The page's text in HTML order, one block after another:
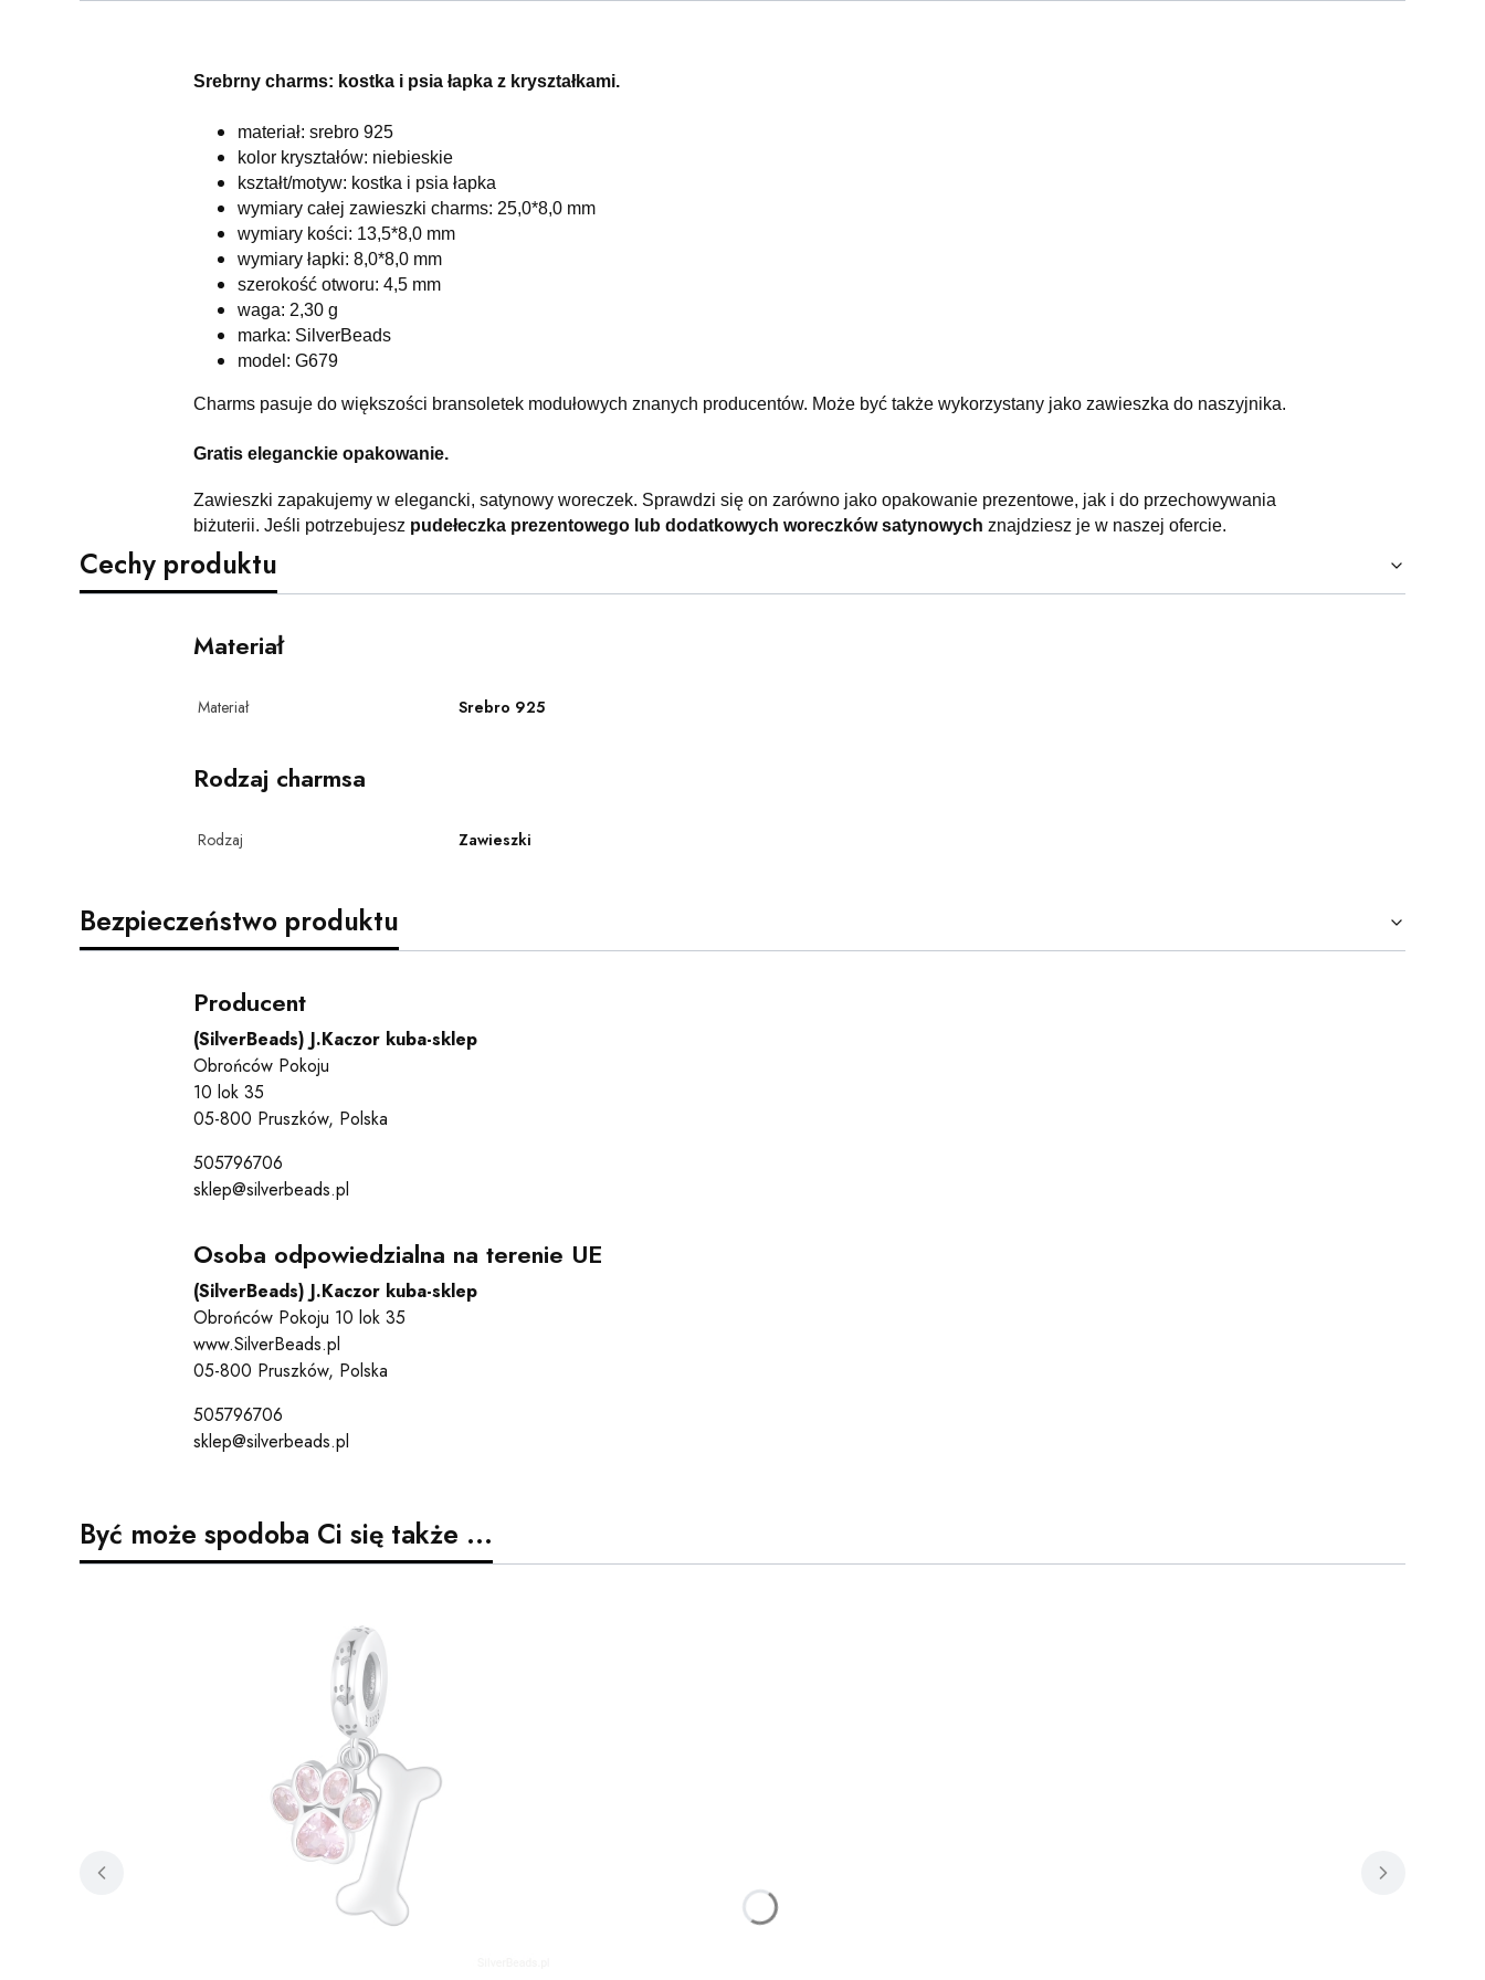
Srebrny charms: kostka i psia łapka z kryształkami.
materiał: srebro 925
kolor kryształów: niebieskie
kształt/motyw: kostka i psia łapka
wymiary całej zawieszki charms: 25,0*8,0 mm
wymiary kości: 13,5*8,0 mm
wymiary łapki: 8,0*8,0 mm
szerokość otworu: 4,5 mm
waga: 2,30 g
marka: SilverBeads
model: G679
Charms pasuje do większości bransoletek modułowych znanych producentów. Może być także wykorzystany jako zawieszka do naszyjnika.
Gratis eleganckie opakowanie.
Zawieszki zapakujemy w elegancki, satynowy woreczek. Sprawdzi się on zarówno jako opakowanie prezentowe, jak i do przechowywania
biżuterii. Jeśli potrzebujesz pudełeczka prezentowego lub dodatkowych woreczków satynowych znajdziesz je w naszej ofercie.
Cechy produktu
Materiał
Materiał Srebro 925
Rodzaj charmsa
Rodzaj Zawieszki
Bezpieczeństwo produktu
Producent
(SilverBeads) J.Kaczor kuba-sklep
Obrońców Pokoju
10 lok 35
05-800 Pruszków, Polska
505796706
sklep@silverbeads.pl
Osoba odpowiedzialna na terenie UE
(SilverBeads) J.Kaczor kuba-sklep
Obrońców Pokoju 10 lok 35
www.SilverBeads.pl
05-800 Pruszków, Polska
505796706
sklep@silverbeads.pl
Być może spodoba Ci się także ...